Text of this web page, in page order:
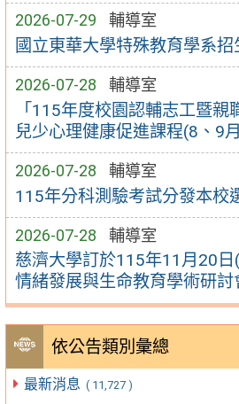
2026-07-29 輔導室
國立東華大學特殊教育學系招
2026-07-28 輔導室
「115年度校園認輔志工暨親
兒少心理健康促進課程(8、9月
2026-07-28 輔導室
115年分科測驗考試分發本校
2026-07-28 輔導室
慈濟大學訂於115年11月20
情緒發展與生命教育學術研討
依公告類別彙總
最新消息 ( 11,727 )